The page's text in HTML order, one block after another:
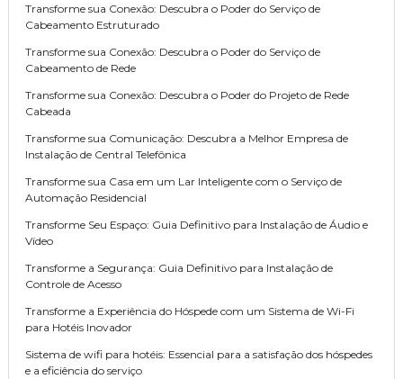
Transforme sua Conexão: Descubra o Poder do Serviço de
Cabeamento Estruturado
Transforme sua Conexão: Descubra o Poder do Serviço de
Cabeamento de Rede
Transforme sua Conexão: Descubra o Poder do Projeto de Rede
Cabeada
Transforme sua Comunicação: Descubra a Melhor Empresa de
Instalação de Central Telefônica
Transforme sua Casa em um Lar Inteligente com o Serviço de
Automação Residencial
Transforme Seu Espaço: Guia Definitivo para Instalação de Áudio e
Vídeo
Transforme a Segurança: Guia Definitivo para Instalação de
Controle de Acesso
Transforme a Experiência do Hóspede com um Sistema de Wi-Fi
para Hotéis Inovador
Sistema de wifi para hotéis: Essencial para a satisfação dos hóspedes
e a eficiência do serviço